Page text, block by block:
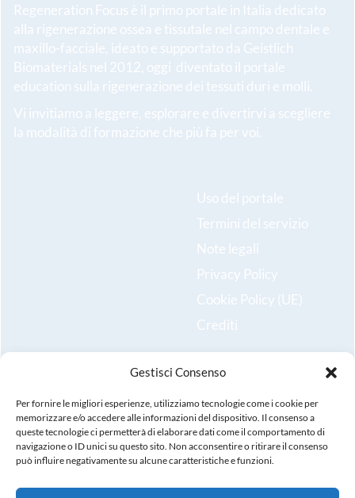
Gestisci Consenso
Per fornire le migliori esperienze, utilizziamo tecnologie come i cookie per
memorizzare e/o accedere alle informazioni del dispositivo. Il consenso a
queste tecnologie ci permetterà di elaborare dati come il comportamento di
navigazione o ID unici su questo sito. Non acconsentire o ritirare il consenso
può influire negativamente su alcune caratteristiche e funzioni.
Regeneration Focus è il primo portale in Italia dedicato
alla rigenerazione ossea e tissutale nel campo dentale e
maxillo-facciale, ideato e supportato da Geistlich
Biomaterials nel 2012, oggi diventato il portale
education sulla rigenerazione dei tessuti duri e molli.
Vi invitiamo a leggere, esplorare e divertirvi a scegliere
la modalità di formazione che più fa per voi.
Uso del portale
Termini del servizio
Note legali
Privacy Policy
Cookie Policy (UE)
Crediti
Resta aggiornato sulle ultime novità e iscriviti alla nostra
newsletter!
Registrati